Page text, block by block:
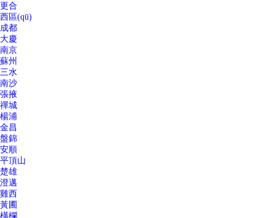
更合
西區(qū)
成都
大慶
南京
蘇州
三水
南沙
張掖
禪城
楊浦
金昌
盤錦
安順
平頂山
楚雄
澄邁
雞西
黃圃
橫欄